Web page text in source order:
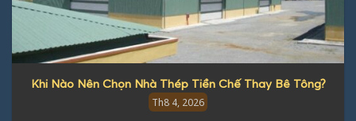
Khi Nào Nên Chọn Nhà Thép Tiền Chế Thay Bê Tông?
Th8 4, 2026